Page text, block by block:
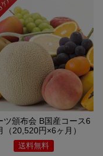
ツ頒布会 B国産コース6
（20,520円×6ヶ月）
送料無料